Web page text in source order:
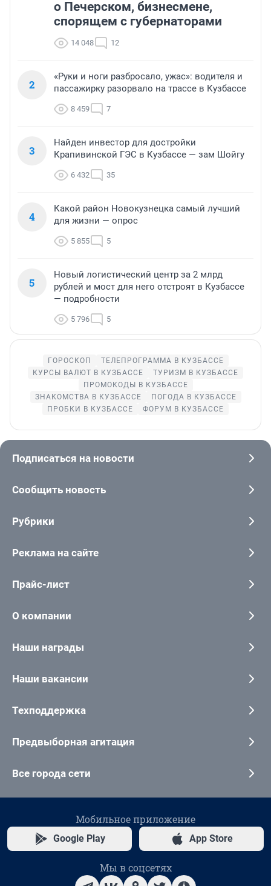
о Печерском, бизнесмене,
спорящем с губернаторами
14 048 12
2
«Руки и ноги разбросало, ужас»: водителя и
пассажирку разорвало на трассе в Кузбассе
8 459 7
3
Найден инвестор для достройки
Крапивинской ГЭС в Кузбассе — зам Шойгу
6 432 35
4
Какой район Новокузнецка самый лучший
для жизни — опрос
5 855 5
5
Новый логистический центр за 2 млрд
рублей и мост для него отстроят в Кузбассе
— подробности
5 796 5
ГОРОСКОП
ТЕЛЕПРОГРАММА В КУЗБАССЕ
КУРСЫ ВАЛЮТ В КУЗБАССЕ
ТУРИЗМ В КУЗБАССЕ
ПРОМОКОДЫ В КУЗБАССЕ
ЗНАКОМСТВА В КУЗБАССЕ
ПОГОДА В КУЗБАССЕ
ПРОБКИ В КУЗБАССЕ
ФОРУМ В КУЗБАССЕ
Подписаться на новости
Сообщить новость
Рубрики
Реклама на сайте
Прайс-лист
О компании
Наши награды
Наши вакансии
Техподдержка
Предвыборная агитация
Все города сети
Мобильное приложение
Google Play App Store
Мы в соцсетях